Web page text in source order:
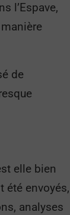
l’Espave,
de
elle bien
été envoyés,
analyses